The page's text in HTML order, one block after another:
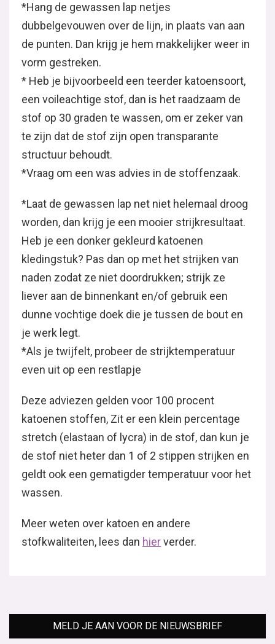
*Hang de gewassen lap netjes
dubbelgevouwen over de lijn, in plaats van aan
de punten. Dan krijg je hem makkelijker weer in
vorm gestreken.
* Heb je bijvoorbeeld een teerder katoensoort,
een voileachtige stof, dan is het raadzaam de
stof op 30 graden te wassen, om er zeker van
te zijn dat de stof zijn open transparante
structuur behoudt.
*Vraag om een was advies in de stoffenzaak.
*Laat de gewassen lap net niet helemaal droog
worden, dan krijg je een mooier strijkresultaat.
Heb je een donker gekleurd katoenen
kledingstuk? Pas dan op met het strijken van
naden zodat ze niet doordrukken; strijk ze
liever aan de binnenkant en/of gebruik een
dunne vochtige doek die je tussen de bout en
je werk legt.
*Als je twijfelt, probeer de strijktemperatuur
even uit op een restlapje
Deze adviezen gelden voor 100 procent
katoenen stoffen, Zit er een klein percentage
stretch (elastaan of lycra) in de stof, dan kun je
de stof niet heter dan 1 of 2 stippen strijken en
geldt ook een gematigder temperatuur voor het
wassen.
Meer weten over katoen en andere
stofkwaliteiten, lees dan hierverder.
MELD JE AAN VOOR DE NIEUWSBRIEF